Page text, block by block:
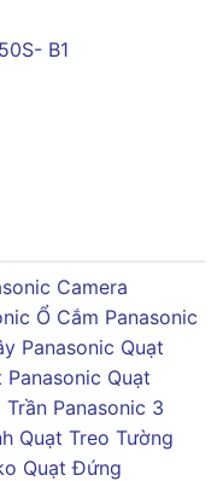
Camera
Ổ Cắm Panasonic
Panasonic Quạt
Panasonic Quạt
Trần Panasonic 3
Quạt Treo Tường
Quạt Đứng